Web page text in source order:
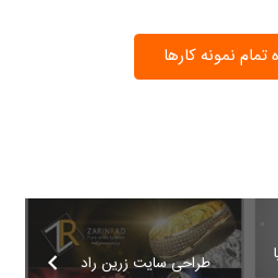
نمونه کارها
طراحی سایت زرین راد